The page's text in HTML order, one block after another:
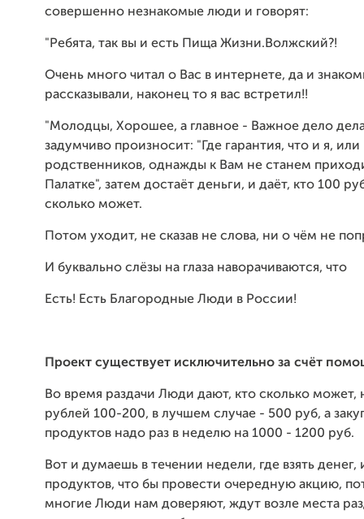
совершенно незнакомые люди и говорят:
"Ребята, так вы и есть Пища Жизни.Волжский?!
Очень много читал о Вас в интернете, да и
рассказывали, наконец то я вас встретил!!
"Молодцы, Хорошее, а главное - Важное дело
задумчиво произносит: "Где гарантия, что и я,
родственников, однажды к Вам не станем
Палатке", затем достаёт деньги, и даёт, кто 100
сколько может.
Потом уходит, не сказав не слова, ни о чём не
И буквально слёзы на глаза наворачиваются, что
Есть! Есть Благородные Люди в России!
Проект существует исключительно за счёт
Во время раздачи Люди дают, кто сколько может,
рублей 100-200, в лучшем случае - 500 руб, а
продуктов надо раз в неделю на 1000 - 1200 руб.
Вот и думаешь в течении недели, где взять денег,
продуктов, что бы провести очередную акцию,
многие Люди нам доверяют, ждут возле места